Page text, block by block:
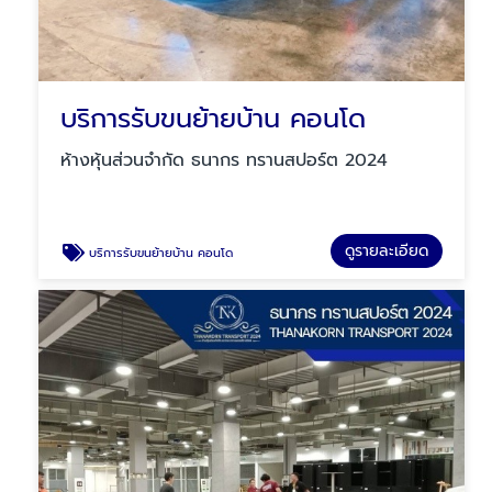
บริการรับขนย้ายบ้าน คอนโด
ห้างหุ้นส่วนจำกัด ธนากร ทรานสปอร์ต 2024
บริการรับขนย้ายบ้าน คอนโด ดูรายละเอียด